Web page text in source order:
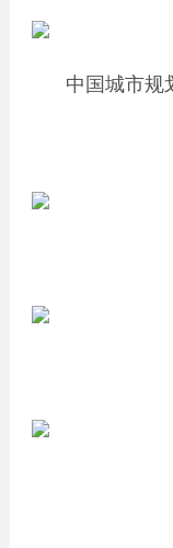
中国城市规